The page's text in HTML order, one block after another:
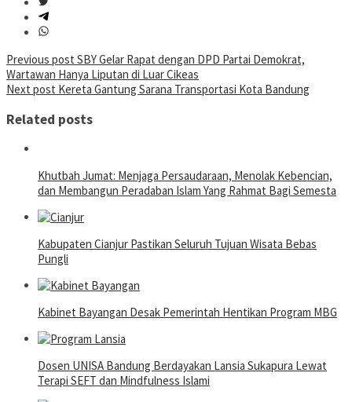
Post
navigation
Previous post SBY Gelar Rapat dengan DPD Partai Demokrat,
Wartawan Hanya Liputan di Luar Cikeas
Next post Kereta Gantung Sarana Transportasi Kota Bandung
Related posts
Khutbah Jumat: Menjaga Persaudaraan, Menolak Kebencian,
dan Membangun Peradaban Islam Yang Rahmat Bagi Semesta
Kabupaten Cianjur Pastikan Seluruh Tujuan Wisata Bebas
Pungli
Kabinet Bayangan Desak Pemerintah Hentikan Program MBG
Dosen UNISA Bandung Berdayakan Lansia Sukapura Lewat
Terapi SEFT dan Mindfulness Islami